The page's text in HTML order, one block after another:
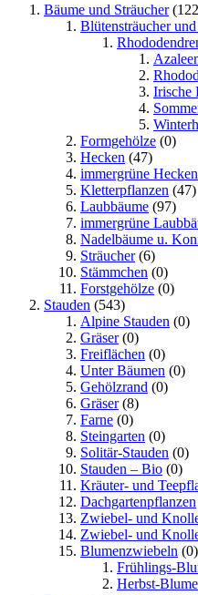
Bäume und Sträucher
Blütensträucher
Irische
Formgehölze (0)
Hecken (47)
immergrüne Hecken
Kletterpflanzen (47)
Laubbäume (97)
immergrüne
Nadelbäume u.
Sträucher(6)
Stämmchen (0)
Forstgehölze (0)
Stauden (543)
Alpine Stauden (0)
Gräser(0)
Freiflächen (0)
Unter Bäumen (0)
Gehölzrand (0)
Gräser(8)
Farne (0)
Steingarten (0)
Solitär-Stauden (0)
Stauden – Bio (0)
Kräuter- und
Dachgartenpflanzen
Zwiebel- und
Zwiebel- und
Blumenzwiebeln (0)
Frühlings-
Herbst-